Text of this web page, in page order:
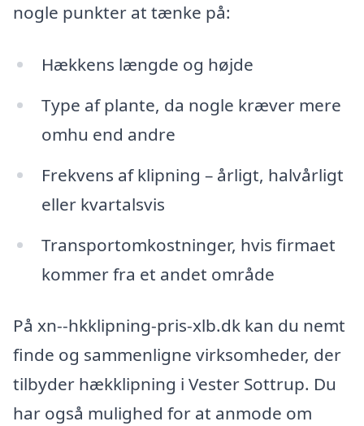
nogle punkter at tænke på:
Hækkens længde og højde
Type af plante, da nogle kræver mere
omhu end andre
Frekvens af klipning – årligt, halvårligt
eller kvartalsvis
Transportomkostninger, hvis firmaet
kommer fra et andet område
På xn--hkklipning-pris-xlb.dk kan du nemt
finde og sammenligne virksomheder, der
tilbyder hækklipning i Vester Sottrup. Du
har også mulighed for at anmode om